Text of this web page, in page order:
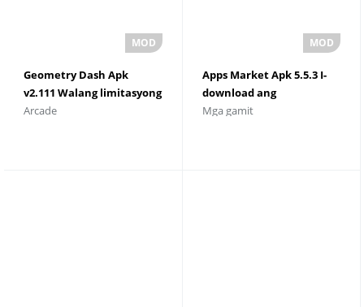
Geometry Dash Apk
v2.111 Walang limitasyong
Lahat
Arcade
Apps Market Apk 5.5.3 I-
download ang
Pinakabagong Bersyon
Mga gamit